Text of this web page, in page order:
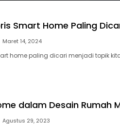
Smart Home Paling
Maret 14, 2024
home paling dicari menjadi topik
dalam Desain Rumah
Agustus 29, 2023